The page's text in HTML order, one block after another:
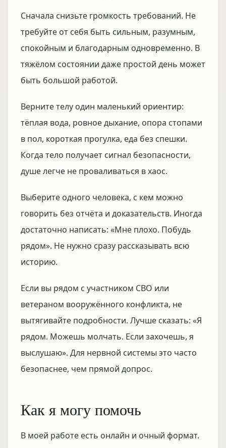
Сначала снизьте громкость требований. Не
требуйте от себя быть сильным, разумным,
спокойным и благодарным одновременно. В
тяжёлом состоянии даже простой день может
быть большой работой.
Верните телу один маленький ориентир:
тёплая вода, ровное дыхание, опора стопами
в пол, короткая прогулка, еда без спешки.
Когда тело получает сигнал безопасности,
душе легче не проваливаться в хаос.
Выберите одного человека, с кем можно
говорить без отчёта и доказательств. Иногда
достаточно написать: «Мне плохо. Побудь
рядом». Не нужно сразу рассказывать всю
историю.
Если вы рядом с участником СВО или
ветераном вооружённого конфликта, не
вытягивайте подробности. Лучше сказать: «Я
рядом. Можешь молчать. Если захочешь, я
выслушаю». Для нервной системы это часто
безопаснее, чем прямой допрос.
Как я могу помочь
В моей работе есть онлайн и очный формат.